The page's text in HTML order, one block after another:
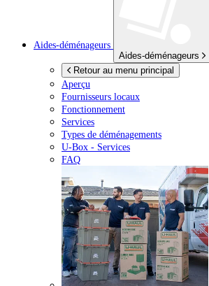
Aides-déménageurs
Aides-déménageurs
Retour au menu principal
Aperçu
Fournisseurs locaux
Fonctionnement
Services
Types de déménagements
U-Box - Services
FAQ